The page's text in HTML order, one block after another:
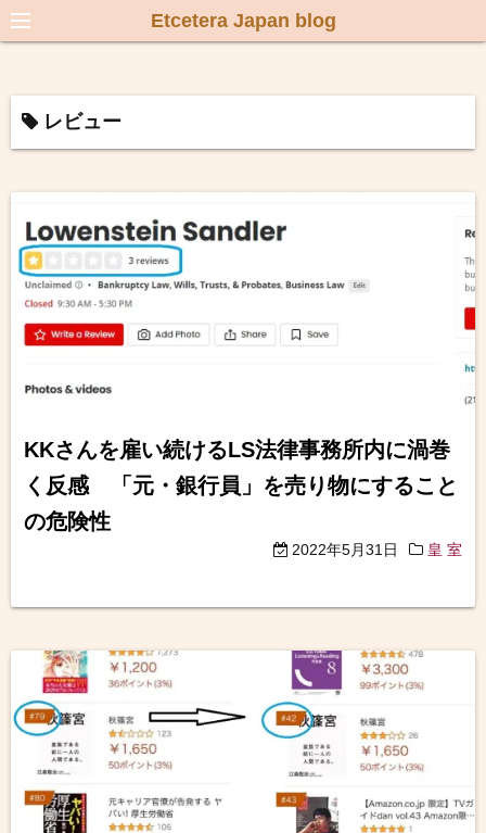
Etcetera Japan blog
レビュー
KKさんを雇い続けるLS法律事務所内に渦巻
く反感 「元・銀行員」を売り物にすること
の危険性
2022年5月31日 皇 室